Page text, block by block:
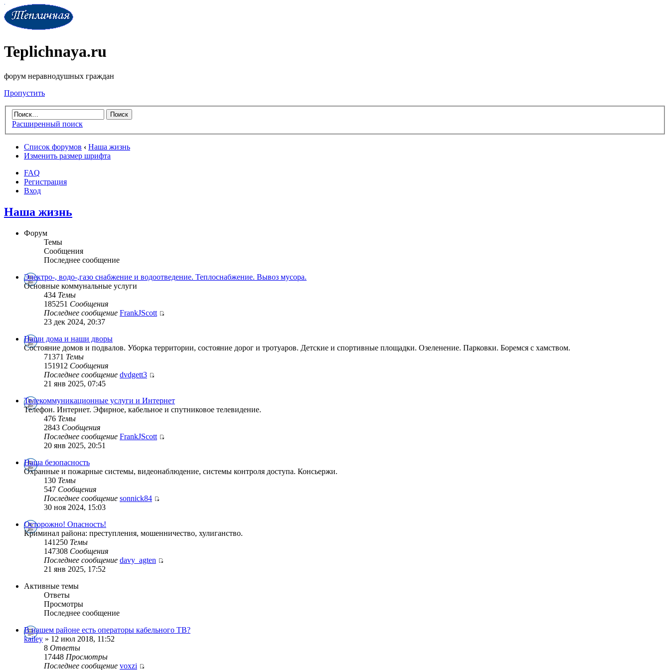
Teplichnaya.ru
форум неравнодушных граждан
Пропустить
Расширенный поиск
Список форумов ‹ Наша жизнь
Изменить размер шрифта
FAQ
Регистрация
Вход
Наша жизнь
Форум
Темы
Сообщения
Последнее сообщение
Электро-, водо-,газо снабжение и водоотведение. Теплоснабжение. Вывоз мусора.
Основные коммунальные услуги
434 Темы
185251 Сообщения
Последнее сообщение FrankJScott
23 дек 2024, 20:37
Наши дома и наши дворы
Состояние домов и подвалов. Уборка территории, состояние дорог и тротуаров. Детские и спортивные площадки. Озеленение. Парковки. Боремся с хамством.
71371 Темы
151912 Сообщения
Последнее сообщение dvdgett3
21 янв 2025, 07:45
Телекоммуникационные услуги и Интернет
Телефон. Интернет. Эфирное, кабельное и спутниковое телевидение.
476 Темы
2843 Сообщения
Последнее сообщение FrankJScott
20 янв 2025, 20:51
Наша безопасность
Охранные и пожарные системы, видеонаблюдение, системы контроля доступа. Консьержи.
130 Темы
547 Сообщения
Последнее сообщение sonnick84
30 ноя 2024, 15:03
Осторожно! Опасность!
Криминал района: преступления, мошенничество, хулиганство.
141250 Темы
147308 Сообщения
Последнее сообщение davy_agten
21 янв 2025, 17:52
Активные темы
Ответы
Просмотры
Последнее сообщение
В нашем районе есть операторы кабельного ТВ?
kailey » 12 июл 2018, 11:52
8 Ответы
17448 Просмотры
Последнее сообщение voxzi